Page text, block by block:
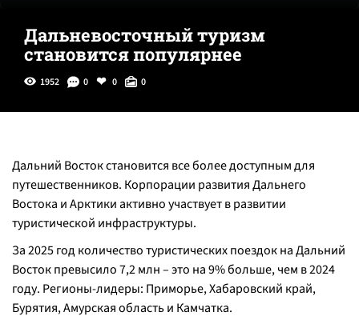
Дальневосточный туризм
становится популярнее
1952 0 0 0
Дальний Восток становится все более доступным для
путешественников. Корпорации развития Дальнего
Востока и Арктики активно участвует в развитии
туристической инфраструктуры.
За 2025 год количество туристических поездок на Дальний
Восток превысило 7,2 млн – это на 9% больше, чем в 2024
году. Регионы-лидеры: Приморье, Хабаровский край,
Бурятия, Амурская область и Камчатка.